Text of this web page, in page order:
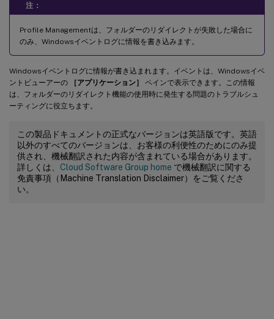
注：
Profile Managementは、フォルダーのリダイレクトが失敗した場合に
のみ、Windowsイベントログに情報を書き込みます。
Windowsイベントログに情報が書き込まれます。イベントは、Windowsイベ
ントビューアーの
［アプリケーション］
ペインで表示できます。この情報
は、フォルダーのリダイレクト機能の使用時に発生する問題のトラブルシュ
ーティングに役立ちます。
この製品ドキュメントの正式なバージョンは英語版です。英語
以外のすべてのバージョンは、お客様の利便性のためにのみ提
供され、機械翻訳された内容が含まれている場合があります。
詳しくは、 Cloud Software Group home で機械翻訳に関する
免責事項（Machine Translation Disclaimer）をご覧くださ
い。